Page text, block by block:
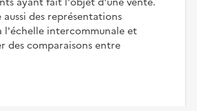
des représentations
l'échelle intercommunale et
des comparaisons entre